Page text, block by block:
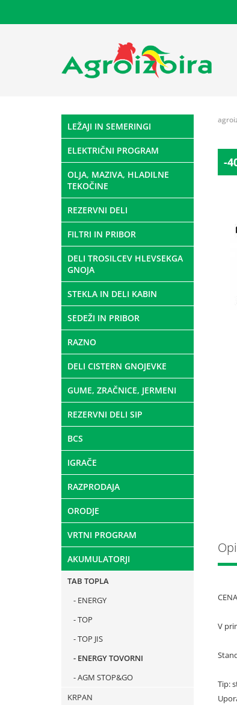
LEŽAJI IN SEMERINGI
ELEKTRIČNI PROGRAM
OLJA, MAZIVA, HLADILNE
TEKOČINE
REZERVNI DELI
FILTRI IN PRIBOR
DELI TROSILCEV HLEVSEKGA
GNOJA
STEKLA IN DELI KABIN
SEDEŽI IN PRIBOR
RAZNO
DELI CISTERN GNOJEVKE
GUME, ZRAČNICE, JERMENI
REZERVNI DELI SIP
BCS
IGRAČE
RAZPRODAJA
ORODJE
VRTNI PROGRAM
AKUMULATORJI
TAB TOPLA
ENERGY
TOP
TOP JIS
ENERGY TOVORNI
AGM STOP&GO
KRPAN
-
V
Tip: